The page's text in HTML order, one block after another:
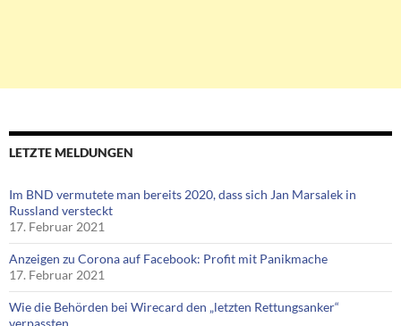
LETZTE MELDUNGEN
Im BND vermutete man bereits 2020, dass sich Jan Marsalek in
Russland versteckt
17. Februar 2021
Anzeigen zu Corona auf Facebook: Profit mit Panikmache
17. Februar 2021
Wie die Behörden bei Wirecard den „letzten Rettungsanker“